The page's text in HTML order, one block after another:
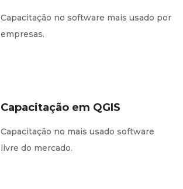
Capacitação no software mais usado por
empresas.
Capacitação em QGIS
Capacitação no mais usado software
livre do mercado.